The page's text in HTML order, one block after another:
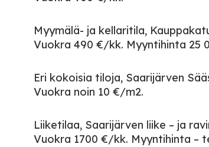
Myymälä- ja kellaritila,
Vuokra 490 €/kk. Myyntihinta 25
Eri kokoisia tiloja, Saarijärven
Vuokra noin 10 €/m2.
Liiketilaa, Saarijärven liike – ja
Vuokra 1700 €/kk. Myyntihinta –